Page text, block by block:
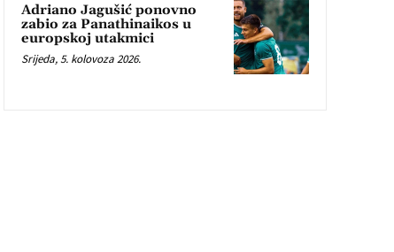
Adriano Jagušić ponovno
zabio za Panathinaikos u
europskoj utakmici
Srijeda, 5. kolovoza 2026.